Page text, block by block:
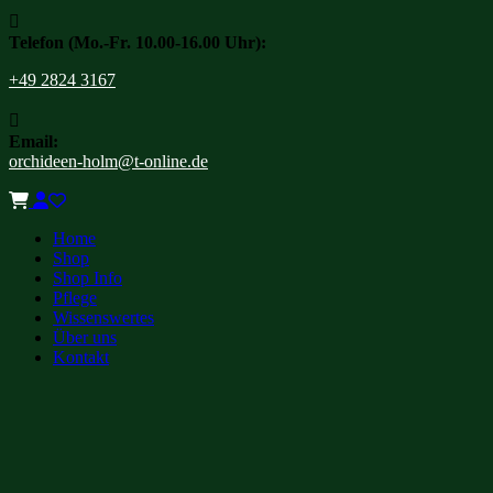

Telefon (Mo.-Fr. 10.00-16.00 Uhr):
+49 2824 3167

Email:
orchideen-holm@t-online.de
Home
Shop
Shop Info
Pflege
Wissenswertes
Über uns
Kontakt